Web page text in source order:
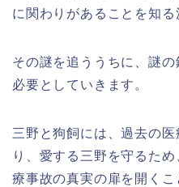
に関わりがあることを知る
その謎を追ううちに、謎
必要としていきます。
三野と狗飼には、過去の
り、愛する三野を守るた
療事故の真実の扉を開くこ